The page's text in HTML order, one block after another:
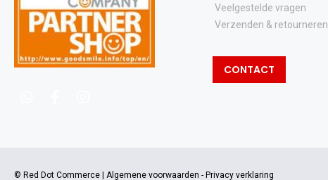
Veelgestelde vragen
Verzenden & retourneren
CONTACT
© Red Dot Commerce | Algemene voorwaarden - Privacy verklaring